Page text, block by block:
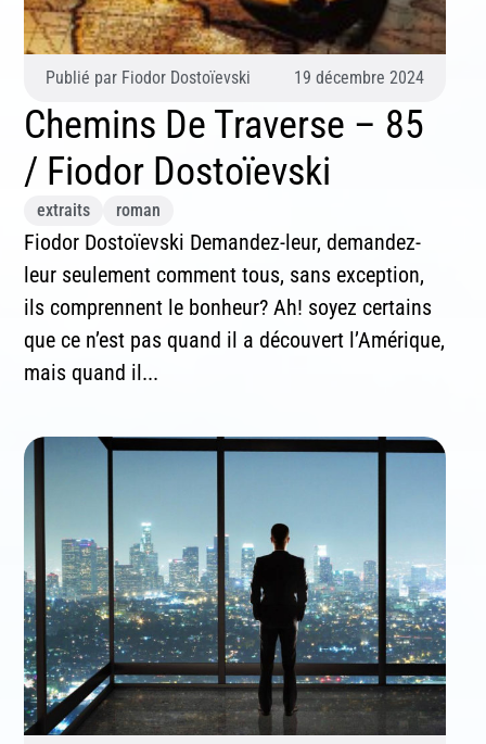
Publié par Fiodor Dostoïevski 19 décembre 2024
Chemins De Traverse – 85
/ Fiodor Dostoïevski
extraits roman
Fiodor Dostoïevski Demandez-leur, demandez-
leur seulement comment tous, sans exception,
ils comprennent le bonheur? Ah! soyez certains
que ce n’est pas quand il a découvert l’Amérique,
mais quand il...